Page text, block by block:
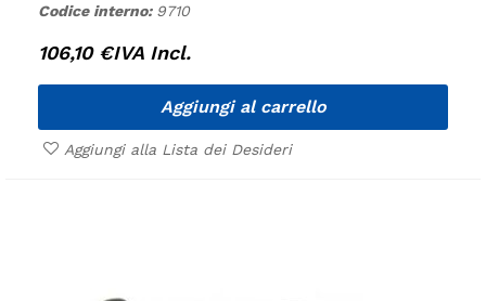
Codice interno: 9710
106,10 €IVA Incl.
Aggiungi al carrello
Aggiungi alla Lista dei Desideri